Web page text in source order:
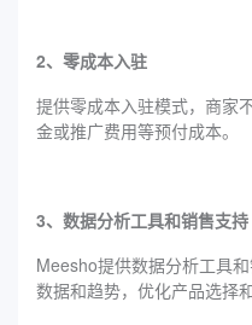
2、零成本入驻
提供零成本入驻模式，商家
金或推广费用等预付成本。
3、数据分析工具和销售支持
Meesho提供数据分析工具
数据和趋势，优化产品选择